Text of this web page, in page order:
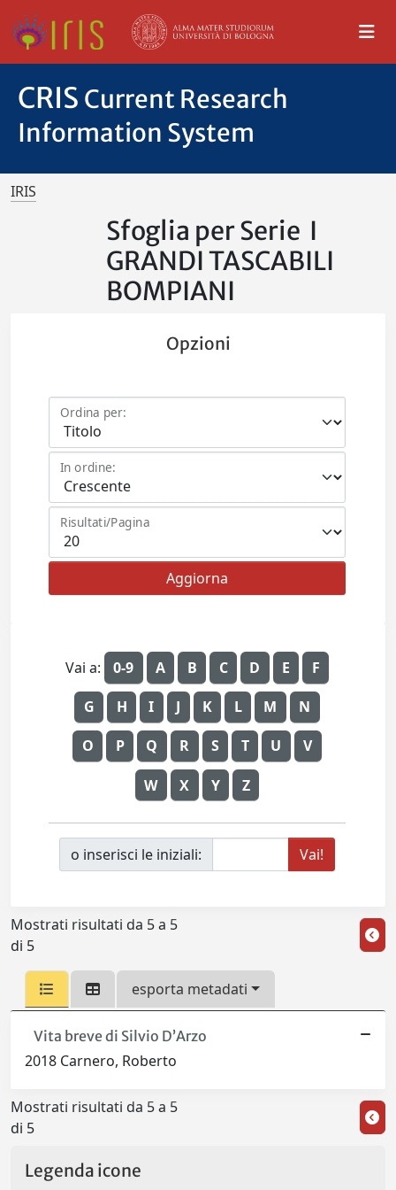
CRIS Current Research
Information System
IRIS
Sfoglia per Serie I
GRANDI TASCABILI
BOMPIANI
Opzioni
Ordina per:
In ordine:
Risultati/Pagina
Vai a: 0-9 A B C D E F
G H I J K L M N
O P Q R S T U V
W X Y Z
o inserisci le iniziali:
Mostrati risultati da 5 a 5
di 5
esporta metadati
Vita breve di Silvio D’Arzo
2018 Carnero, Roberto
Mostrati risultati da 5 a 5
di 5
Legenda icone